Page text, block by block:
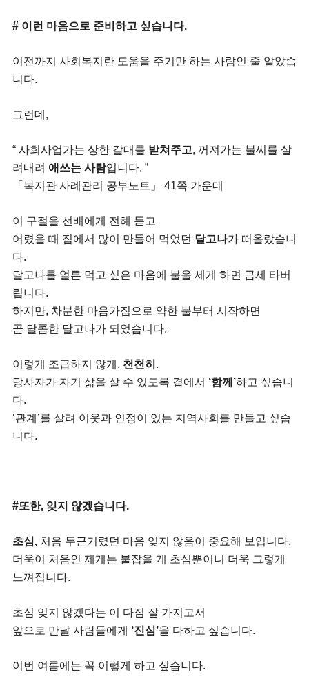
# 이런 마음으로 준비하고 싶습니다.
이전까지 사회복지란 도움을 주기만 하는 사람인 줄 알았습
니다.
그런데,
“ 사회사업가는 상한 갈대를 받쳐주고, 꺼져가는 불씨를 살
려내려 애쓰는 사람입니다. ”
「복지관 사례관리 공부노트」 41쪽 가운데
이 구절을 선배에게 전해 듣고
어렸을 때 집에서 많이 만들어 먹었던 달고나가 떠올랐습니
다.
달고나를 얼른 먹고 싶은 마음에 불을 세게 하면 금세 타버
립니다.
하지만, 차분한 마음가짐으로 약한 불부터 시작하면
곧 달콤한 달고나가 되었습니다.
이렇게 조급하지 않게, 천천히 .
당사자가 자기 삶을 살 수 있도록 곁에서 ‘함께’하고 싶습니
다.
‘관계’를 살려 이웃과 인정이 있는 지역사회를 만들고 싶습
니다.
#또한, 잊지 않겠습니다.
초심, 처음 두근거렸던 마음 잊지 않음이 중요해 보입니다.
더욱이 처음인 제게는 붙잡을 게 초심뿐이니 더욱 그렇게
느껴집니다.
초심 잊지 않겠다는 이 다짐 잘 가지고서
앞으로 만날 사람들에게 ‘진심’을 다하고 싶습니다.
이번 여름에는 꼭 이렇게 하고 싶습니다.